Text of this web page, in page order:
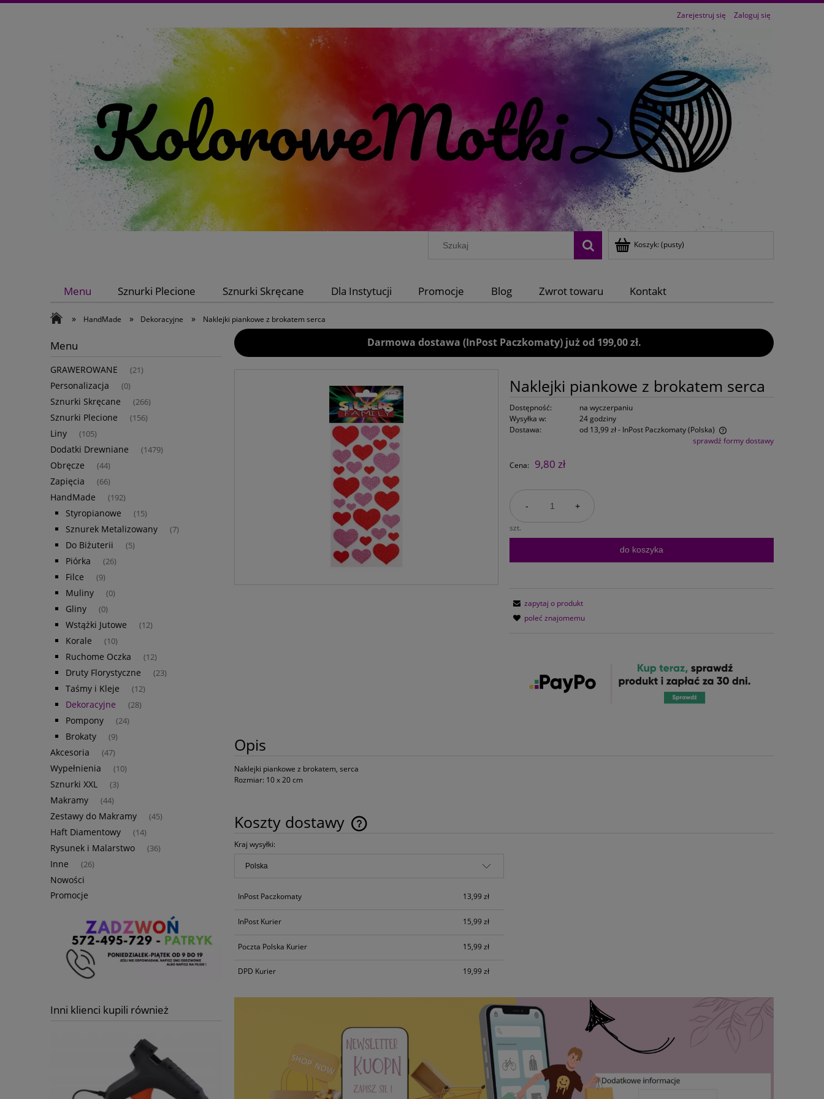
Zarejestruj się Zaloguj się
Koszyk: (pusty)
Menu Sznurki Plecione Sznurki Skręcane Dla Instytucji Promocje Blog Zwrot towaru Kontakt
» HandMade » Dekoracyjne » Naklejki piankowe z brokatem serca
Menu
GRAWEROWANE (21)
Personalizacja (0)
Sznurki Skręcane (266)
Sznurki Plecione (156)
Liny (105)
Dodatki Drewniane (1479)
Obręcze (44)
Zapięcia (66)
HandMade (192)
Styropianowe (15)
Sznurek Metalizowany (7)
Do Biżuterii (5)
Piórka (26)
Filce (9)
Muliny (0)
Gliny (0)
Wstążki Jutowe (12)
Korale (10)
Ruchome Oczka (12)
Druty Florystyczne (23)
Taśmy i Kleje (12)
Dekoracyjne (28)
Pompony (24)
Brokaty (9)
Akcesoria (47)
Wypełnienia (10)
Sznurki XXL (3)
Makramy (44)
Zestawy do Makramy (45)
Haft Diamentowy (14)
Rysunek i Malarstwo (36)
Inne (26)
Nowości
Promocje
Inni klienci kupili również
Darmowa dostawa (InPost Paczkomaty) już od 199,00 zł.
Naklejki piankowe z brokatem serca
Dostępność:
na wyczerpaniu
Wysyłka w:
24 godziny
Dostawa:
od 13,99 zł- InPost Paczkomaty(Polska)
płatności
sprawdź formy dostawy
Cena: 9,80 zł
- +
szt.
do koszyka
zapytaj o produkt
poleć znajomemu
Opis
Naklejki piankowe z brokatem, serca
Rozmiar: 10 x 20 cm
Koszty dostawy
Kraj wysyłki:
InPost Paczkomaty 13,99 zł
InPost Kurier 15,99 zł
Poczta Polska Kurier 15,99 zł
DPD Kurier 19,99 zł